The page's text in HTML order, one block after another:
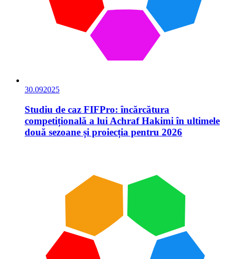
30.092025
Studiu de caz FIFPro: încărcătura
competițională a lui Achraf Hakimi în ultimele
două sezoane și proiecția pentru 2026